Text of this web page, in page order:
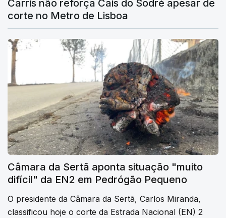
Carris não reforça Cais do Sodré apesar de
corte no Metro de Lisboa
Câmara da Sertã aponta situação "muito
difícil" da EN2 em Pedrógão Pequeno
O presidente da Câmara da Sertã, Carlos Miranda,
classificou hoje o corte da Estrada Nacional (EN) 2